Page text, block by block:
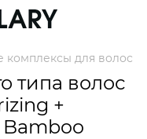
комплексы для волос
типа волос
+
Bamboo